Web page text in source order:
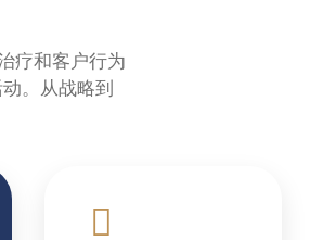
疗和客户行为
。从战略到